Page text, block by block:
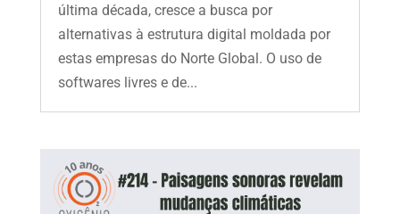
última década, cresce a busca por
alternativas à estrutura digital moldada por
estas empresas do Norte Global. O uso de
softwares livres e de...